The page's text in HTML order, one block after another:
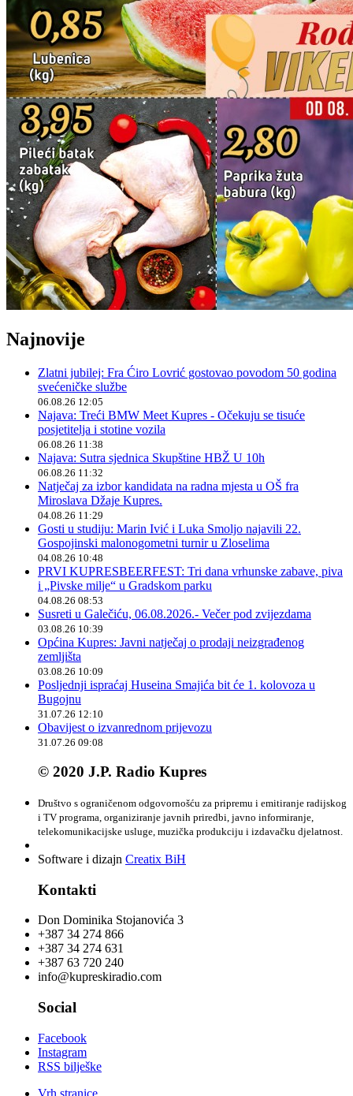
Najnovije
Zlatni jubilej: Fra Ćiro Lovrić gostovao povodom 50 godina
svećeničke službe
06.08.26 12:05
Najava: Treći BMW Meet Kupres - Očekuju se tisuće
posjetitelja i stotine vozila
06.08.26 11:38
Najava: Sutra sjednica Skupštine HBŽ U 10h
06.08.26 11:32
Natječaj za izbor kandidata na radna mjesta u OŠ fra
Miroslava Džaje Kupres.
04.08.26 11:29
Gosti u studiju: Marin Ivić i Luka Smoljo najavili 22.
Gospojinski malonogometni turnir u Zloselima
04.08.26 10:48
PRVI KUPRESBEERFEST: Tri dana vrhunske zabave, piva
i „Pivske milje“ u Gradskom parku
04.08.26 08:53
Susreti u Galečiću, 06.08.2026.- Večer pod zvijezdama
03.08.26 10:39
Općina Kupres: Javni natječaj o prodaji neizgrađenog
zemljišta
03.08.26 10:09
Posljednji ispraćaj Huseina Smajića bit će 1. kolovoza u
Bugojnu
31.07.26 12:10
Obavijest o izvanrednom prijevozu
31.07.26 09:08
© 2020 J.P. Radio Kupres
Društvo s ograničenom odgovornošću za pripremu i emitiranje radijskog
i TV programa, organiziranje javnih priredbi, javno informiranje,
telekomunikacijske usluge, muzička produkciju i izdavačku djelatnost.
Software i dizajn Creatix BiH
Kontakti
Don Dominika Stojanovića 3
+387 34 274 866
+387 34 274 631
+387 63 720 240
info@kupreskiradio.com
Social
Facebook
Instagram
RSS bilješke
Vrh stranice